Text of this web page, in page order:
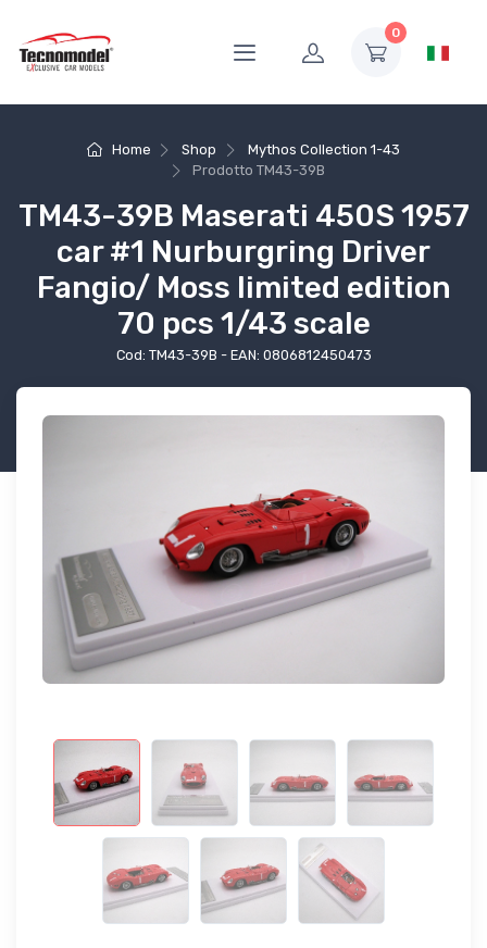
0
Home Shop
Mythos Collection 1-43
ProdottoTM43-39B
TM43-39B Maserati 450S 1957
car #1 Nurburgring Driver
Fangio/ Moss limited edition
70 pcs 1/43 scale
Cod: TM43-39B - EAN: 0806812450473